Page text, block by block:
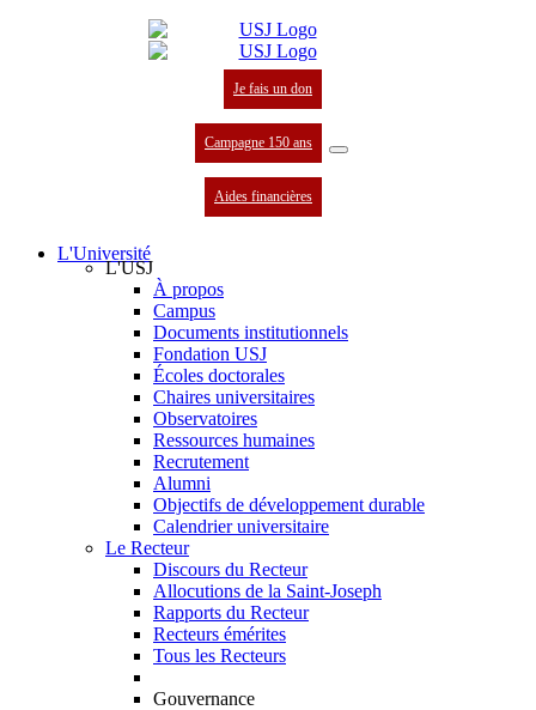
Je fais un don
Campagne 150 ans
Aides financières
L'Université
L'USJ
À propos
Campus
Documents institutionnels
Fondation USJ
Écoles doctorales
Chaires universitaires
Observatoires
Ressources humaines
Recrutement
Alumni
Objectifs de développement durable
Calendrier universitaire
Le Recteur
Discours du Recteur
Allocutions de la Saint-Joseph
Rapports du Recteur
Recteurs émérites
Tous les Recteurs
Gouvernance